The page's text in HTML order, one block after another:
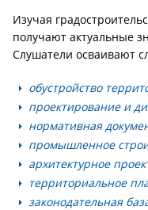
Изучая
получают актуальные
Слушатели осваивают
обустройство
проектирование и
нормативная
промышленное
архитектурное
территориальное
законодательная